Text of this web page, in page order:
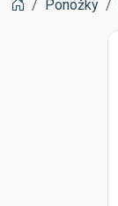
Ponožky